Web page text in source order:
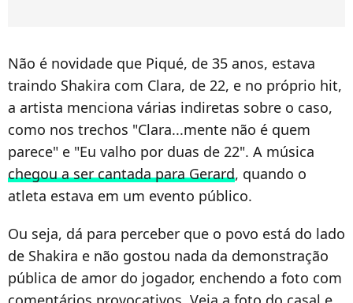
Não é novidade que Piqué, de 35 anos, estava
traindo Shakira com Clara, de 22, e no próprio hit,
a artista menciona várias indiretas sobre o caso,
como nos trechos "Clara...mente não é quem
parece" e "Eu valho por duas de 22". A música
chegou a ser cantada para Gerard, quando o
atleta estava em um evento público.
Ou seja, dá para perceber que o povo está do lado
de Shakira e não gostou nada da demonstração
pública de amor do jogador, enchendo a foto com